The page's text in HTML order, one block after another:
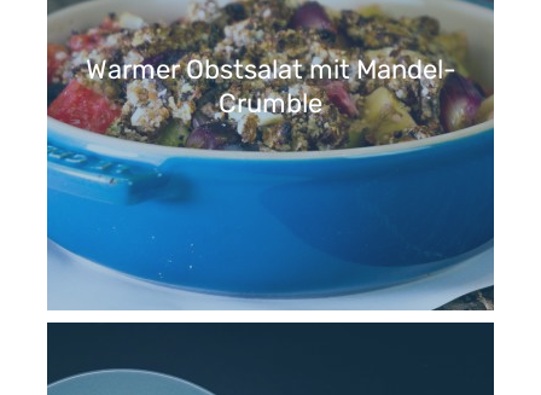
Warmer Obstsalat mit Mandel-
Crumble